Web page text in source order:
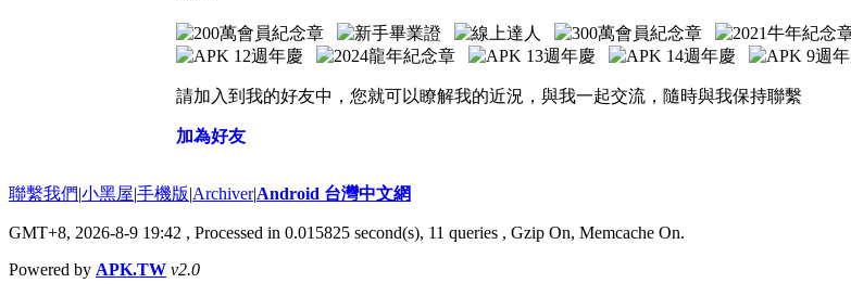
請加入到我的好友中，您就可以瞭解我的近況，與我一起交流，隨時與我保持聯繫
加為好友
聯繫我們|小黑屋|手機版|Archiver|Android 台灣中文網
GMT+8, 2026-8-9 19:42 , Processed in 0.015825 second(s), 11 queries , Gzip On, Memcache On.
Powered by APK.TW v2.0